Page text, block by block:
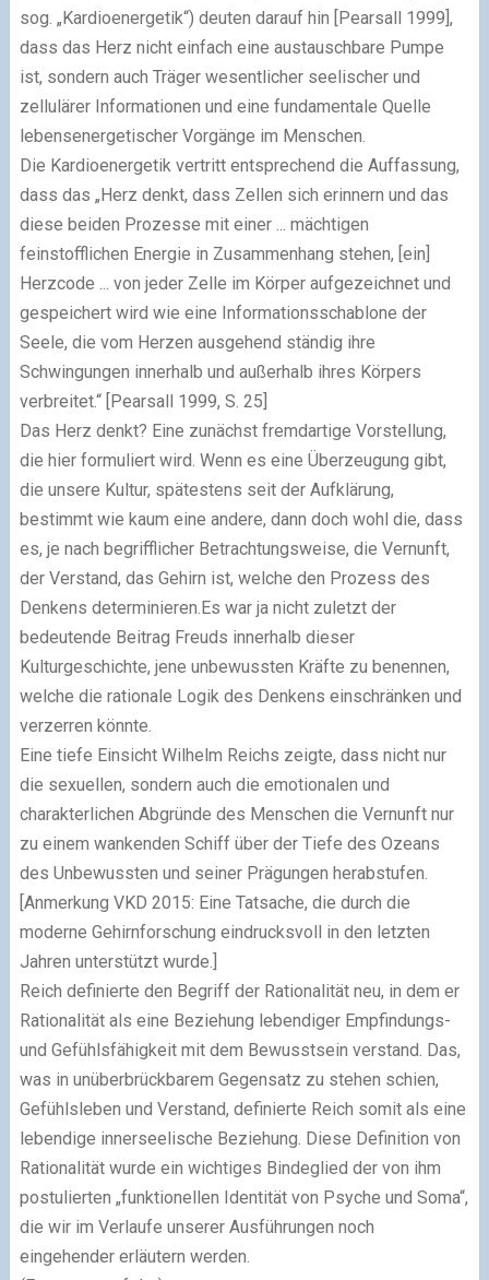
sog. „Kardioenergetik“) deuten darauf hin [Pearsall 1999],
dass das Herz nicht einfach eine austauschbare Pumpe
ist, sondern auch Träger wesentlicher seelischer und
zellulärer Informationen und eine fundamentale Quelle
lebensenergetischer Vorgänge im Menschen.
Die Kardioenergetik vertritt entsprechend die Auffassung,
dass das „Herz denkt, dass Zellen sich erinnern und das
diese beiden Prozesse mit einer ... mächtigen
feinstofflichen Energie in Zusammenhang stehen, [ein]
Herzcode ... von jeder Zelle im Körper aufgezeichnet und
gespeichert wird wie eine Informationsschablone der
Seele, die vom Herzen ausgehend ständig ihre
Schwingungen innerhalb und außerhalb ihres Körpers
verbreitet.“ [Pearsall 1999, S. 25]
Das Herz denkt? Eine zunächst fremdartige Vorstellung,
die hier formuliert wird. Wenn es eine Überzeugung gibt,
die unsere Kultur, spätestens seit der Aufklärung,
bestimmt wie kaum eine andere, dann doch wohl die, dass
es, je nach begrifflicher Betrachtungsweise, die Vernunft,
der Verstand, das Gehirn ist, welche den Prozess des
Denkens determinieren.Es war ja nicht zuletzt der
bedeutende Beitrag Freuds innerhalb dieser
Kulturgeschichte, jene unbewussten Kräfte zu benennen,
welche die rationale Logik des Denkens einschränken und
verzerren könnte.
Eine tiefe Einsicht Wilhelm Reichs zeigte, dass nicht nur
die sexuellen, sondern auch die emotionalen und
charakterlichen Abgründe des Menschen die Vernunft nur
zu einem wankenden Schiff über der Tiefe des Ozeans
des Unbewussten und seiner Prägungen herabstufen.
[Anmerkung VKD 2015: Eine Tatsache, die durch die
moderne Gehirnforschung eindrucksvoll in den letzten
Jahren unterstützt wurde.]
Reich definierte den Begriff der Rationalität neu, in dem er
Rationalität als eine Beziehung lebendiger Empfindungs-
und Gefühlsfähigkeit mit dem Bewusstsein verstand. Das,
was in unüberbrückbarem Gegensatz zu stehen schien,
Gefühlsleben und Verstand, definierte Reich somit als eine
lebendige innerseelische Beziehung. Diese Definition von
Rationalität wurde ein wichtiges Bindeglied der von ihm
postulierten „funktionellen Identität von Psyche und Soma“,
die wir im Verlaufe unserer Ausführungen noch
eingehender erläutern werden.